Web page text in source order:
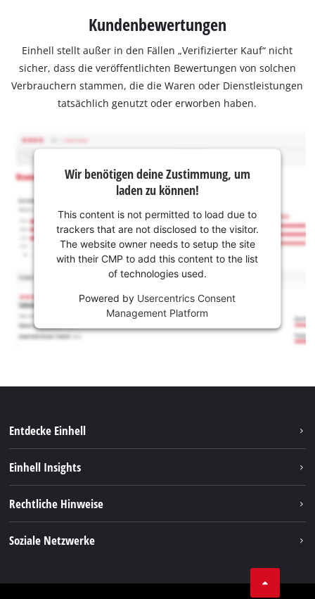
Kundenbewertungen
Einhell stellt außer in den Fällen „Verifizierter Kauf“ nicht
sicher, dass die veröffentlichten Bewertungen von solchen
Verbrauchern stammen, die die Waren oder Dienstleistungen
tatsächlich genutzt oder erworben haben.
Wir benötigen deine Zustimmung, um
laden zu können!
This content is not permitted to load due to
trackers that are not disclosed to the visitor.
The website owner needs to setup the site
with their CMP to add this content to the list
of technologies used.
Powered by Usercentrics Consent
Management Platform
Entdecke Einhell
Akkusystem
Einhell Insights
Rechtliche Hinweise
Soziale Netzwerke